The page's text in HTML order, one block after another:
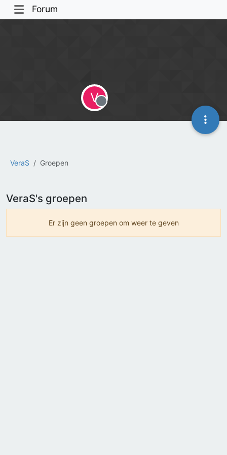
Forum
VeraS Groepen
V
Offline
VeraS's groepen
Er zijn geen groepen om weer te geven